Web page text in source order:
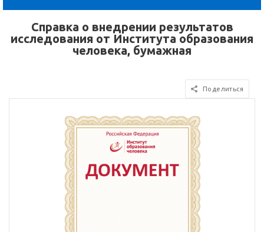
Справка о внедрении результатов
исследования от Института образования
человека, бумажная
Поделиться